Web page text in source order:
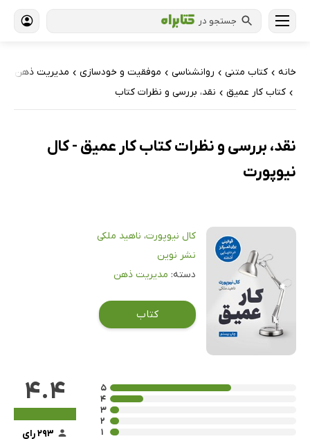
جستجو در
خانه › کتاب‌ متنی › روانشناسی › موفقیت و خودسازی › مدیریت ذهن
› کتاب کار عمیق › نقد، بررسی و نظرات کتاب
نقد، بررسی و نظرات کتاب کار عمیق - کال
نیوپورت
کال نیوپورت، ناهید ملکی
نشر نوین
دسته: مدیریت ذهن
کتاب
4.4
293 رای
۵
۴
۳
۲
۱